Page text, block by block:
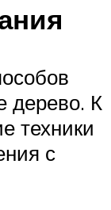
дерево. К
техники
с